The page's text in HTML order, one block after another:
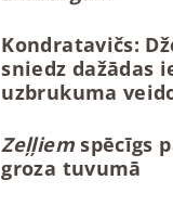
Kondratavičs:
sniedz dažādas
uzbrukuma
Zeļļiemspēcīgs
groza tuvumā